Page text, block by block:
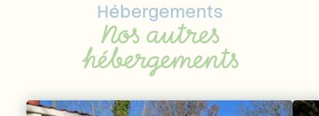
Hébergements
Nos autres
hébergements